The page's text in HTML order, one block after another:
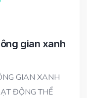
gian xanh
GIAN XANH
ĐỘNG THỂ